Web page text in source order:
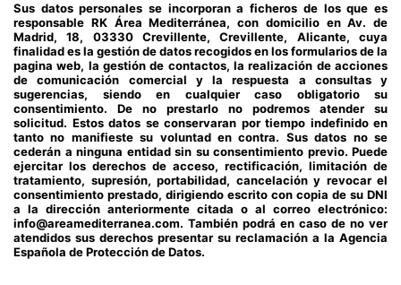
Sus datos personales se incorporan a ficheros de los que es
responsable RK Área Mediterránea, con domicilio en Av. de
Madrid, 18, 03330 Crevillente, Crevillente, Alicante, cuya
finalidad es la gestión de datos recogidos en los formularios de la
pagina web, la gestión de contactos, la realización de acciones
de comunicación comercial y la respuesta a consultas y
sugerencias, siendo en cualquier caso obligatorio su
consentimiento. De no prestarlo no podremos atender su
solicitud. Estos datos se conservaran por tiempo indefinido en
tanto no manifieste su voluntad en contra. Sus datos no se
cederán a ninguna entidad sin su consentimiento previo. Puede
ejercitar los derechos de acceso, rectificación, limitación de
tratamiento, supresión, portabilidad, cancelación y revocar el
consentimiento prestado, dirigiendo escrito con copia de su DNI
a la dirección anteriormente citada o al correo electrónico:
info@areamediterranea.com. También podrá en caso de no ver
atendidos sus derechos presentar su reclamación a la Agencia
Española de Protección de Datos.